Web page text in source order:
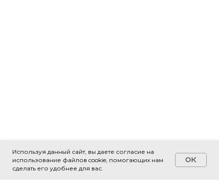
Используя данный сайт, вы даете согласие на
использование файлов cookie, помогающих нам
сделать его удобнее для вас.
OK
Свяжитесь с нами!